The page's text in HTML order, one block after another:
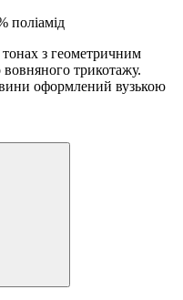
поліамід
з геометричним
трикотажу.
оформлений вузькою